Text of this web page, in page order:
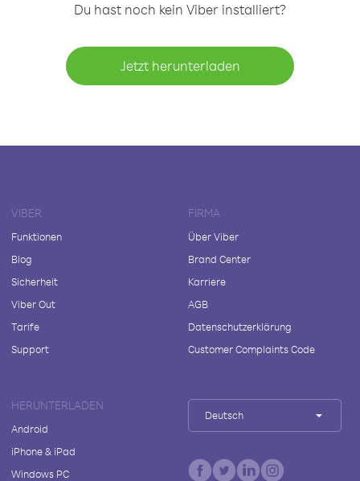
Du hast noch kein Viber installiert?
Jetzt herunterladen
VIBER
Funktionen
Blog
Sicherheit
Viber Out
Tarife
Support
FIRMA
Über Viber
Brand Center
Karriere
AGB
Datenschutzerklärung
Customer Complaints Code
HERUNTERLADEN
Android
iPhone & iPad
Windows PC
Deutsch